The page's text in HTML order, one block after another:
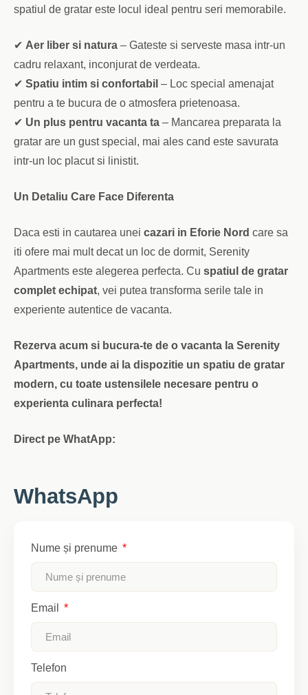
spatiul de gratar este locul ideal pentru seri memorabile.
✔ Aer liber si natura – Gateste si serveste masa intr-un
cadru relaxant, inconjurat de verdeata.
✔ Spatiu intim si confortabil – Loc special amenajat
pentru a te bucura de o atmosfera prietenoasa.
✔ Un plus pentru vacanta ta – Mancarea preparata la
gratar are un gust special, mai ales cand este savurata
intr-un loc placut si linistit.
Un Detaliu Care Face Diferenta
Daca esti in cautarea unei cazari in Eforie Nord care sa
iti ofere mai mult decat un loc de dormit, Serenity
Apartments este alegerea perfecta. Cu spatiul de gratar
complet echipat, vei putea transforma serile tale in
experiente autentice de vacanta.
Rezerva acum si bucura-te de o vacanta la Serenity
Apartments, unde ai la dispozitie un spatiu de gratar
modern, cu toate ustensilele necesare pentru o
experienta culinara perfecta!
Direct pe WhatApp:
WhatsApp
Nume și prenume
Email
Telefon